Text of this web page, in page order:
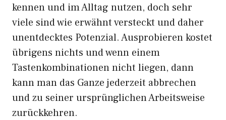
kennen und im Alltag nutzen, doch sehr
viele sind wie erwähnt versteckt und daher
unentdecktes Potenzial. Ausprobieren kostet
übrigens nichts und wenn einem
Tastenkombinationen nicht liegen, dann
kann man das Ganze jederzeit abbrechen
und zu seiner ursprünglichen Arbeitsweise
zurückkehren.